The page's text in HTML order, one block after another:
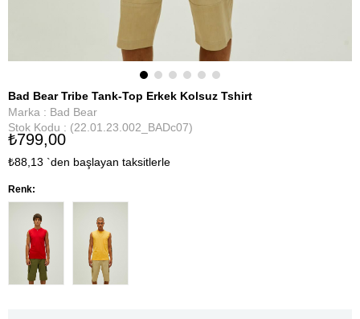
Bad Bear Tribe Tank-Top Erkek Kolsuz Tshirt
Marka : Bad Bear
Stok Kodu
(22.01.23.002_BADc07)
₺799,00
₺88,13 `den başlayan taksitlerle
Renk: